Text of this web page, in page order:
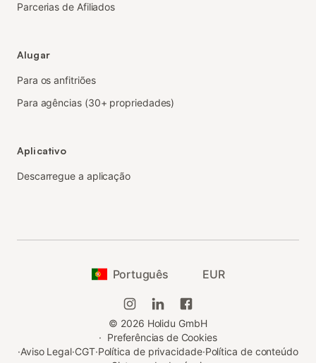
Parcerias de Afiliados
Alugar
Para os anfitriões
Para agências (30+ propriedades)
Aplicativo
Descarregue a aplicação
Português EUR
© 2026 Holidu GmbH
· Preferências de Cookies
·Aviso Legal·CGT·Política de privacidade·Política de conteúdo